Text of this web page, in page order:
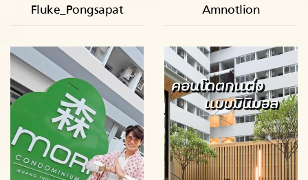
Fluke_Pongsapat Amnotlion